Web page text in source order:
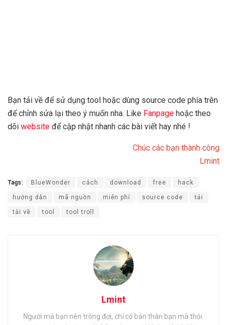
Bạn tải về để sử dụng tool hoặc dùng source code phía trên
để chỉnh sửa lại theo ý muốn nha. Like Fanpage hoặc theo
dõi website để cập nhật nhanh các bài viết hay nhé !
Chúc các bạn thành công
Lmint
Tags: BlueWonder cách download free hack
hướng dẫn mã nguồn miễn phí source code tải
tải về tool tool troll
Lmint
Người mà bạn nên trông đợi, chỉ có bản thân bạn mà thôi.